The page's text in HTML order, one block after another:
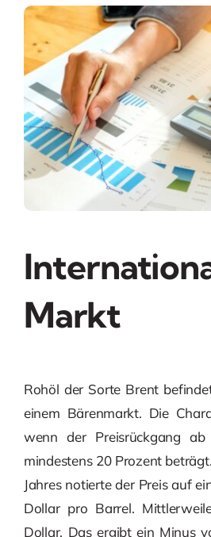
Markt
Rohöl der Sorte Brent
einem Bärenmarkt. Die
wenn der Preisrückgang
mindestens 20 Prozent
Jahres notierte der Preis auf
Dollar pro Barrel.
Dollar. Das ergibt ein Minus